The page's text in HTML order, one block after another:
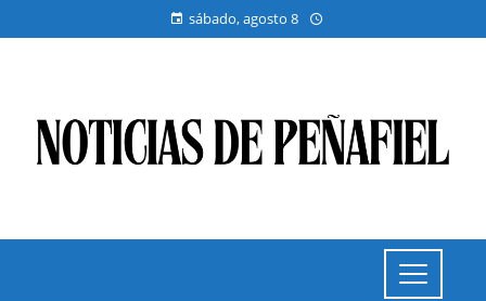
sábado, agosto 8